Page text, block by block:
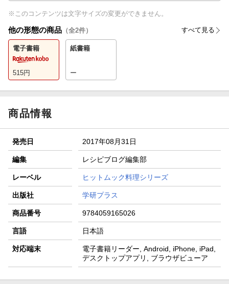
※このコンテンツは文字サイズの変更ができません。
他の形態の商品 （全2件） すべて見る
電子書籍
515円
紙書籍
ー
商品情報
発売日 2017年08月31日
編集 レシピブログ編集部
レーベル ヒットムック料理シリーズ
出版社 学研プラス
商品番号 9784059165026
言語 日本語
対応端末
電子書籍リーダー, Android, iPhone, iPad,
デスクトップアプリ, ブラウザビューア